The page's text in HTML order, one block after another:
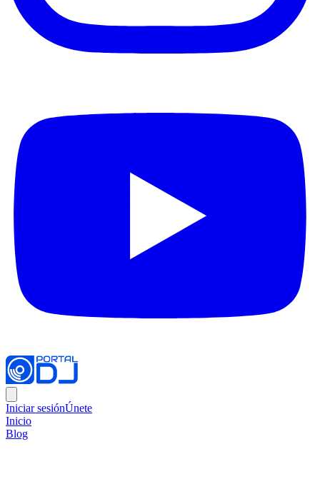
Iniciar sesiónÚnete
Inicio
Blog